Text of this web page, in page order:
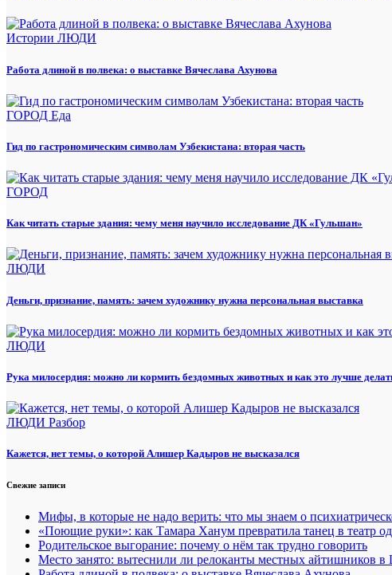
Истории ЛЮДИ
Работа длиной в полвека: о выставке Вячеслава Ахунова
ГОРОД Еда
Гид по гастрономическим символам Узбекистана: вторая часть
ГОРОД
Как читать старые здания: чему меня научило исследование ДК «Гульшан»
ЛЮДИ
Деньги, признание, память: зачем художнику нужна персональная выставка
ЛЮДИ
Рука милосердия: можно ли кормить бездомных животных и как это лучше
ЛЮДИ Разбор
Кажется, нет темы, о которой Алишер Кадыров не высказался
Свежие записи
Мифы, в которые не надо верить: что мы знаем о
«Поющие руки»: как Тамара Ханум превратила танец в театр
Родительское выгорание: почему о нём так трудно говорить
Место занято: вытеснили ли релоканты местных айтишников в